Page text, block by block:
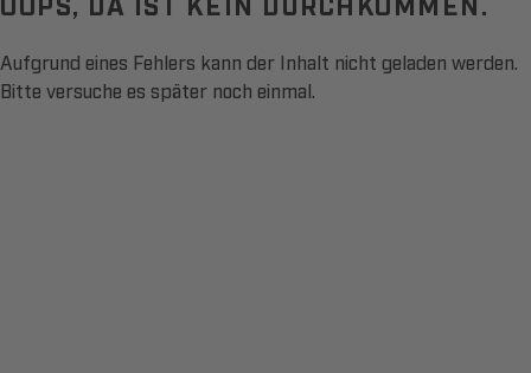
Aufgrund eines Fehlers kann der Inhalt nicht geladen werden.
Bitte versuche es später noch einmal.